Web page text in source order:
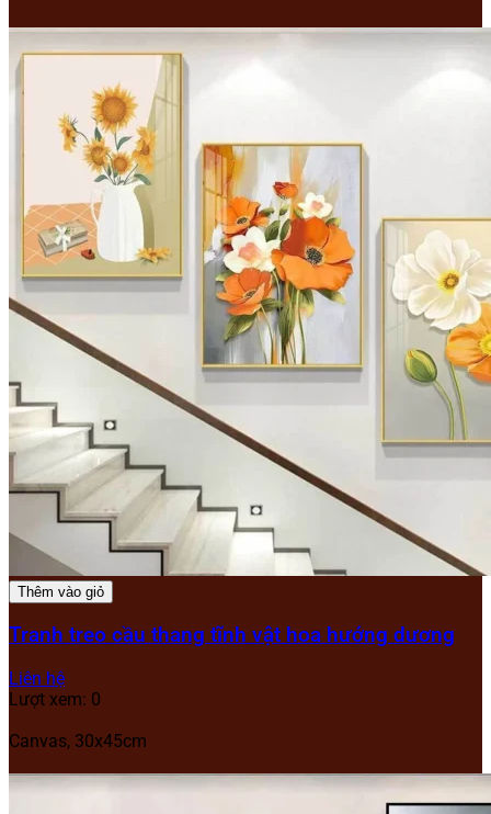
Thêm vào giỏ
Tranh treo cầu thang tĩnh vật hoa hướng dương
Liên hệ
Lượt xem: 0
Canvas, 30x45cm